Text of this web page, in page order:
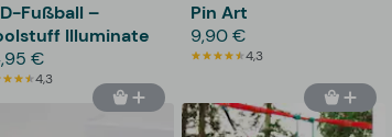
Fußball –
Illuminate
€
4,3
Pin Art
9,90 €
4,3